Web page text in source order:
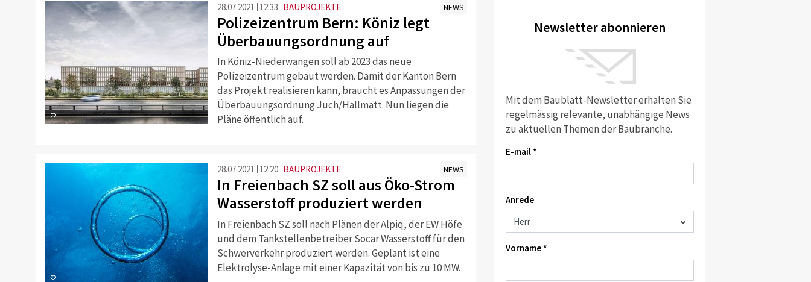
©
28.07.2021 12:33 BAUPROJEKTE NEWS
Polizeizentrum Bern: Köniz legt
Überbauungsordnung auf
In Köniz-Niederwangen soll ab 2023 das neue
Polizeizentrum gebaut werden. Damit der Kanton Bern
das Projekt realisieren kann, braucht es Anpassungen der
Überbauungsordnung Juch/Hallmatt. Nun liegen die
Pläne öffentlich auf.
©
28.07.2021 12:20 BAUPROJEKTE NEWS
In Freienbach SZ soll aus Öko-Strom
Wasserstoff produziert werden
In Freienbach SZ soll nach Plänen der Alpiq, der EW Höfe
und dem Tankstellenbetreiber Socar Wasserstoff für den
Schwerverkehr produziert werden. Geplant ist eine
Elektrolyse-Anlage mit einer Kapazität von bis zu 10 MW.
Newsletter abonnieren
Mit dem Baublatt-Newsletter erhalten Sie
regelmässig relevante, unabhängige News
zu aktuellen Themen der Baubranche.
E-mail *
Anrede
Vorname *